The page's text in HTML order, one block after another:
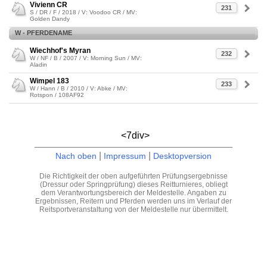
231
Vivienn CR
S / DR / F / 2018 / V: Voodoo CR / MV:
Golden Dandy
W - PFERDENAME
232
Wiechhof's Myran
W / NF / B / 2007 / V: Morning Sun / MV:
Aladin
233
Wimpel 183
W / Hann / B / 2010 / V: Abke / MV:
Rotspon / 108AF92
<7div>
Nach oben Impressum Desktopversion
Die Richtigkeit der oben aufgeführten Prüfungsergebnisse
(Dressur oder Springprüfung) dieses Reitturnieres, obliegt
dem Verantwortungsbereich der Meldestelle. Angaben zu
Ergebnissen, Reitern und Pferden werden uns im Verlauf der
Reitsportveranstaltung von der Meldestelle nur übermittelt.